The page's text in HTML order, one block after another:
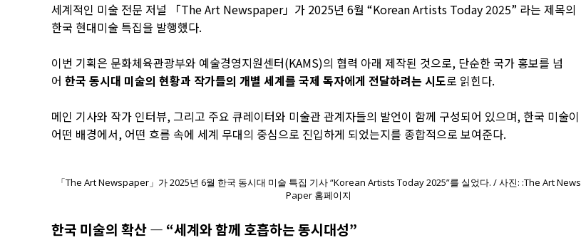
세계적인 미술 전문 저널 「The Art Newspaper」가 2025년 6월 “Korean Artists Today 2025” 라는 제목의
한국 현대미술 특집을 발행했다.
이번 기획은 문화체육관광부와 예술경영지원센터(KAMS)의 협력 아래 제작된 것으로, 단순한 국가 홍보를 넘
어 한국 동시대 미술의 현황과 작가들의 개별 세계를 국제 독자에게 전달하려는 시도로 읽힌다.
메인 기사와 작가 인터뷰, 그리고 주요 큐레이터와 미술관 관계자들의 발언이 함께 구성되어 있으며, 한국 미술이
어떤 배경에서, 어떤 흐름 속에 세계 무대의 중심으로 진입하게 되었는지를 종합적으로 보여준다.
「The Art Newspaper」가 2025년 6월 한국 동시대 미술 특집 기사 “Korean Artists Today 2025”를 실었다. / 사진: :The Art News
Paper 홈페이지
한국 미술의 확산 ― “세계와 함께 호흡하는 동시대성”